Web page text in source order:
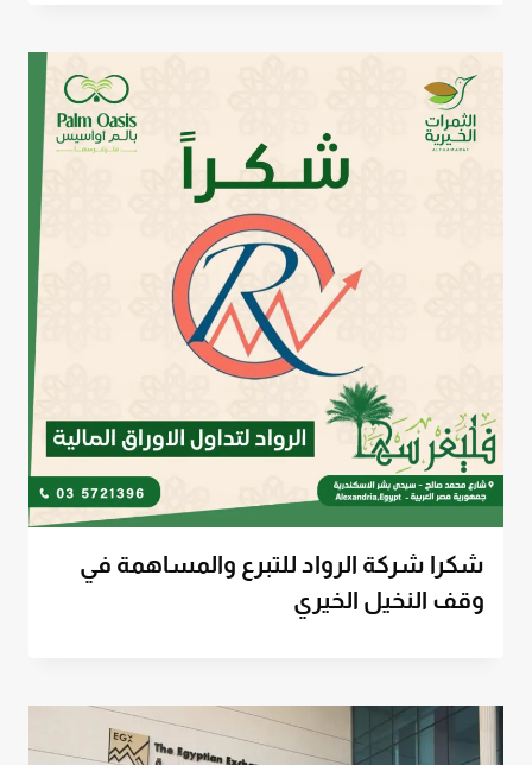
شكرا شركة الرواد للتبرع والمساهمة في
وقف النخيل الخيري